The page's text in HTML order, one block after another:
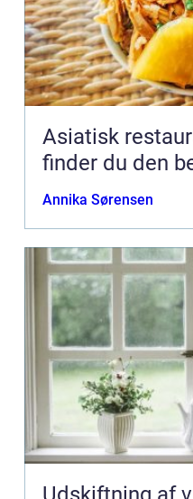
Asiatisk restaurant
finder du den
Annika Sørensen